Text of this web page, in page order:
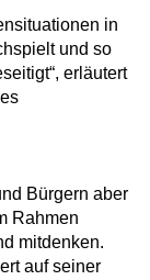
in
und so
erläutert
Bürgern aber
Rahmen
mitdenken.
auf seiner